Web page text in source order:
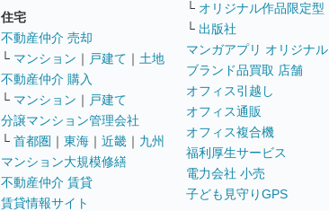
住宅
不動産仲介 売却
└ マンション ｜ 戸建て ｜ 土地
不動産仲介 購入
└ マンション ｜ 戸建て
分譲マンション管理会社
└ 首都圏 ｜ 東海 ｜ 近畿 ｜ 九州
マンション大規模修繕
不動産仲介 賃貸
賃貸情報サイト
└ オリジナル作品限定型
└ 出版社
マンガアプリ オリジナル
ブランド品買取 店舗
オフィス引越し
オフィス通販
オフィス複合機
福利厚生サービス
電力会社 小売
子ども見守りGPS